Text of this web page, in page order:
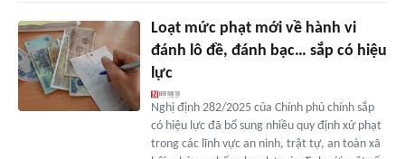
Loạt mức phạt mới về hành vi
đánh lô đề, đánh bạc… sắp có hiệu
lực
Nghị định 282/2025 của Chính phủ chính sắp
có hiệu lực đã bổ sung nhiều quy định xử phạt
trong các lĩnh vực an ninh, trật tự, an toàn xã